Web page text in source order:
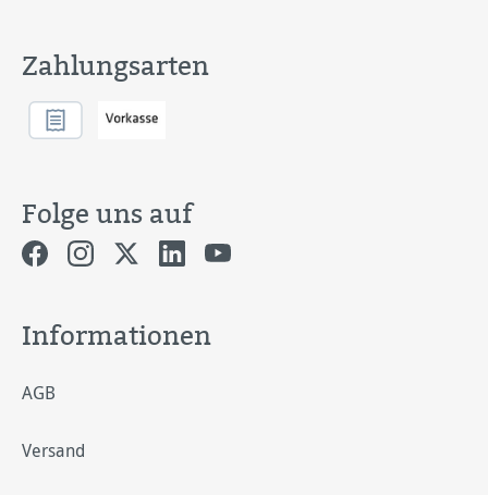
Zahlungsarten
Folge uns auf
Informationen
AGB
Versand